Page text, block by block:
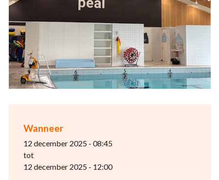
Wanneer
12 december 2025 - 08:45
tot
12 december 2025 - 12:00